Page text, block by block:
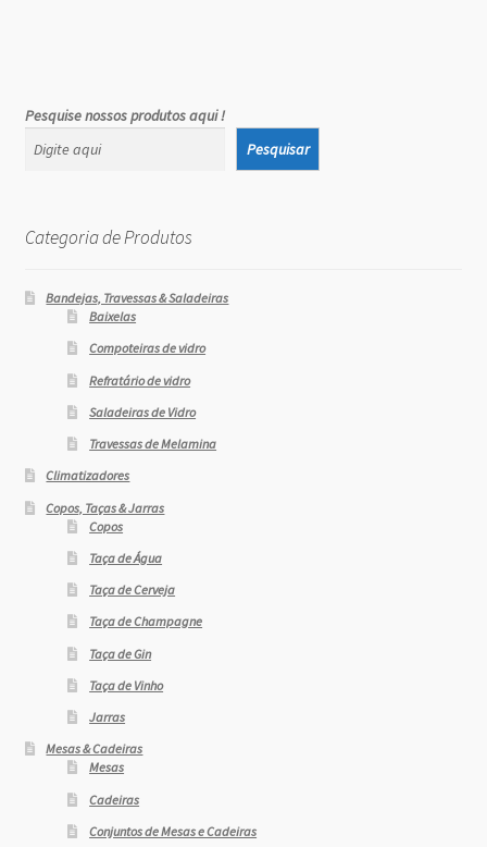
Pesquise nossos produtos aqui !
Pesquisar
Categoria de Produtos
Bandejas, Travessas & Saladeiras
Baixelas
Compoteiras de vidro
Refratário de vidro
Saladeiras de Vidro
Travessas de Melamina
Climatizadores
Copos, Taças & Jarras
Copos
Taça de Água
Taça de Cerveja
Taça de Champagne
Taça de Gin
Taça de Vinho
Jarras
Mesas & Cadeiras
Mesas
Cadeiras
Conjuntos de Mesas e Cadeiras